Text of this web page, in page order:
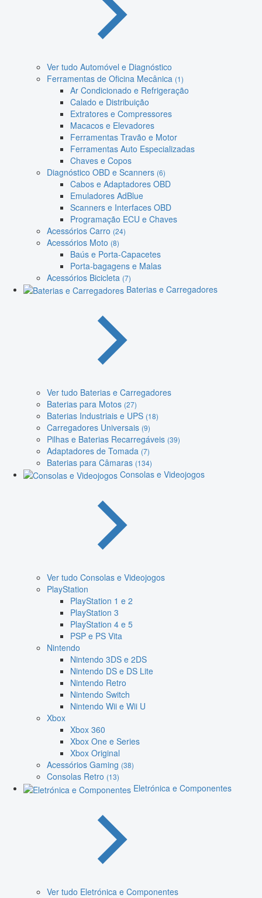
Ver tudo Automóvel e Diagnóstico
Ferramentas de Oficina Mecânica (1)
Ar Condicionado e Refrigeração
Calado e Distribuição
Extratores e Compressores
Macacos e Elevadores
Ferramentas Travão e Motor
Ferramentas Auto Especializadas
Chaves e Copos
Diagnóstico OBD e Scanners (6)
Cabos e Adaptadores OBD
Emuladores AdBlue
Scanners e Interfaces OBD
Programação ECU e Chaves
Acessórios Carro (24)
Acessórios Moto (8)
Baús e Porta-Capacetes
Porta-bagagens e Malas
Acessórios Bicicleta (7)
Baterias e Carregadores
Ver tudo Baterias e Carregadores
Baterias para Motos (27)
Baterias Industriais e UPS (18)
Carregadores Universais (9)
Pilhas e Baterias Recarregáveis (39)
Adaptadores de Tomada (7)
Baterias para Câmaras (134)
Consolas e Videojogos
Ver tudo Consolas e Videojogos
PlayStation
PlayStation 1 e 2
PlayStation 3
PlayStation 4 e 5
PSP e PS Vita
Nintendo
Nintendo 3DS e 2DS
Nintendo DS e DS Lite
Nintendo Retro
Nintendo Switch
Nintendo Wii e Wii U
Xbox
Xbox 360
Xbox One e Series
Xbox Original
Acessórios Gaming (38)
Consolas Retro (13)
Eletrónica e Componentes
Ver tudo Eletrónica e Componentes